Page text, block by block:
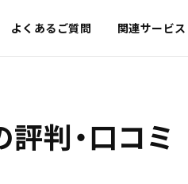
よくあるご質問 関連サービス
評判・口コミ